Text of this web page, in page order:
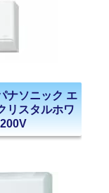
ナソニック エ
リスタルホワ